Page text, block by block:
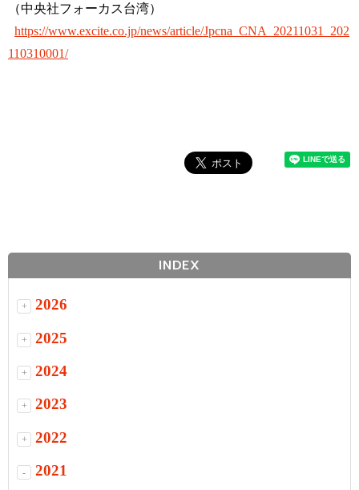
（中央社フォーカス台湾）
https://www.excite.co.jp/news/article/Jpcna_CNA_20211031_202
110310001/
INDEX
+ 2026
+ 2025
+ 2024
+ 2023
+ 2022
- 2021